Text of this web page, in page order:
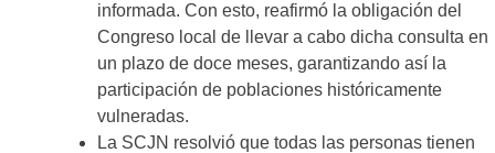
informada. Con esto, reafirmó la obligación del
Congreso local de llevar a cabo dicha consulta en
un plazo de doce meses, garantizando así la
participación de poblaciones históricamente
vulneradas.
La SCJN resolvió que todas las personas tienen